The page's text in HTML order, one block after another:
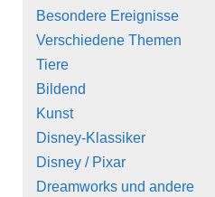
Besondere Ereignisse
Verschiedene Themen
Tiere
Bildend
Kunst
Disney-Klassiker
Disney / Pixar
Dreamworks und andere